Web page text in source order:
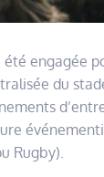
été engagée
du
Rugby).